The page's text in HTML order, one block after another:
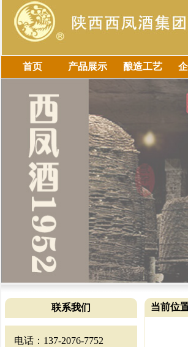
首页 产品展示 酿造工艺
联系我们
电话：137-2076-7752
当前位